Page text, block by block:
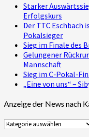
Starker
Erfolgskurs
Der TTC
Pokalsieger
Sieg im Finale des
Gelungener
Mannschaft
Sieg im C-Pokal-
„Eine von uns“ –
Anzeige der News nach
Anzeige